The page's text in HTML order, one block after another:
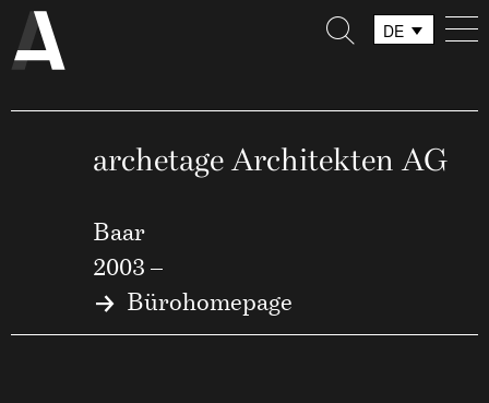
DE
archetage Architekten AG
Baar
2003 –
Bürohomepage